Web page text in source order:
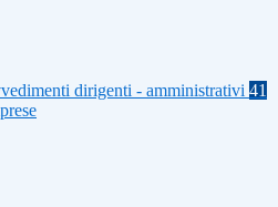
dirigenti - amministrativi 41